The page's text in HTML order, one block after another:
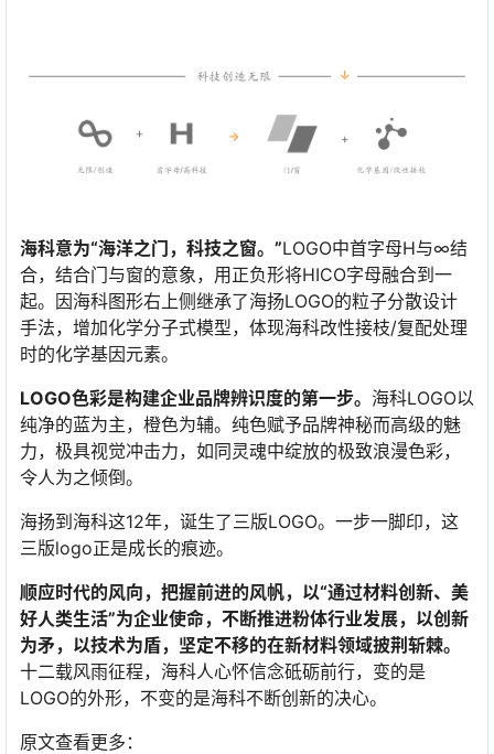
海科意为“海洋之门，科技之窗。”LOGO中首字母H与∞结
合，结合门与窗的意象，用正负形将HICO字母融合到一
起。因海科图形右上侧继承了海扬LOGO的粒子分散设计
手法，增加化学分子式模型，体现海科改性接枝/复配处理
时的化学基因元素。
LOGO色彩是构建企业品牌辨识度的第一步。 海科LOGO以
纯净的蓝为主，橙色为辅。纯色赋予品牌神秘而高级的魅
力，极具视觉冲击力，如同灵魂中绽放的极致浪漫色彩，
令人为之倾倒。
海扬到海科这12年，诞生了三版LOGO。一步一脚印，这
三版logo正是成长的痕迹。
顺应时代的风向，把握前进的风帆，以“通过材料创新、美
好人类生活”为企业使命，不断推进粉体行业发展，以创新
为矛，以技术为盾，坚定不移的在新材料领域披荆斩棘。
十二载风雨征程，海科人心怀信念砥砺前行，变的是
LOGO的外形，不变的是海科不断创新的决心。
原文查看更多：